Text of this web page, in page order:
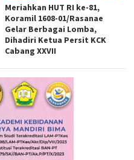
Meriahkan HUT RI ke-81,
Koramil 1608-01/Rasanae
Gelar Berbagai Lomba,
Dihadiri Ketua Persit KCK
Cabang XXVII